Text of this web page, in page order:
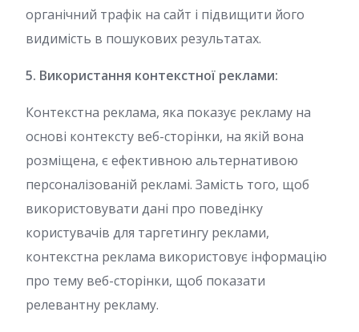
органічний трафік на сайт і підвищити його
видимість в пошукових результатах.
5. Використання контекстної реклами:
Контекстна реклама, яка показує рекламу на
основі контексту веб-сторінки, на якій вона
розміщена, є ефективною альтернативою
персоналізованій рекламі. Замість того, щоб
використовувати дані про поведінку
користувачів для таргетингу реклами,
контекстна реклама використовує інформацію
про тему веб-сторінки, щоб показати
релевантну рекламу.